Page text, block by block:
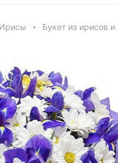
Ирисы Букет из ирисов